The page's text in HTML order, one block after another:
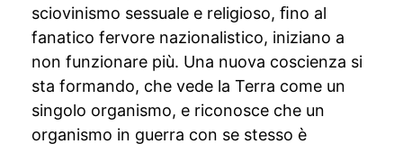
sciovinismo sessuale e religioso, ﬁno al
fanatico fervore nazionalistico, iniziano a
non funzionare più. Una nuova coscienza si
sta formando, che vede la Terra come un
singolo organismo, e riconosce che un
organismo in guerra con se stesso è